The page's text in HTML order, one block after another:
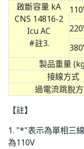
啟斷容量 kA
CNS 14816-2
Icu AC
#註3.
製品重量
接線方式
過電流跳脫
【註】
1. "*"表示為單相三
為110V